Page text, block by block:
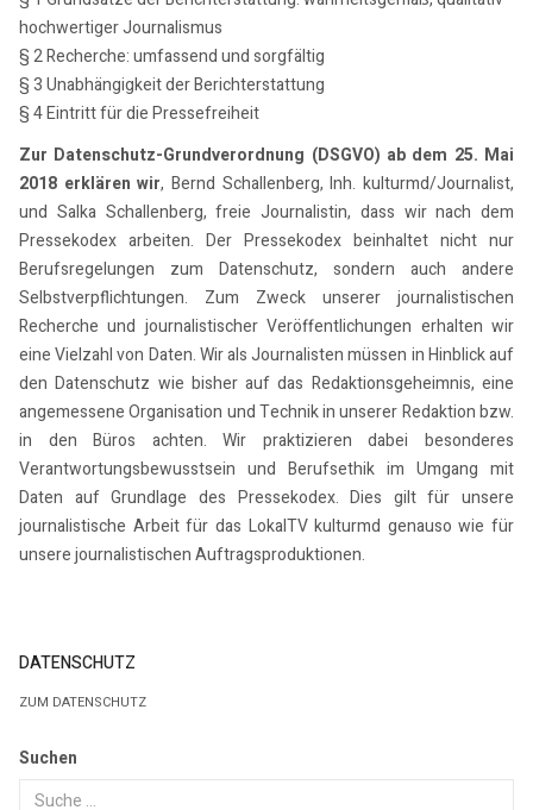
hochwertiger Journalismus
§ 2 Recherche: umfassend und sorgfältig
§ 3 Unabhängigkeit der Berichterstattung
§ 4 Eintritt für die Pressefreiheit
Zur Datenschutz-Grundverordnung (DSGVO) ab dem 25. Mai
2018 erklären wir, Bernd Schallenberg, Inh. kulturmd/Journalist,
und Salka Schallenberg, freie Journalistin, dass wir nach dem
Pressekodex arbeiten. Der Pressekodex beinhaltet nicht nur
Berufsregelungen zum Datenschutz, sondern auch andere
Selbstverpflichtungen. Zum Zweck unserer journalistischen
Recherche und journalistischer Veröffentlichungen erhalten wir
eine Vielzahl von Daten. Wir als Journalisten müssen in Hinblick auf
den Datenschutz wie bisher auf das Redaktionsgeheimnis, eine
angemessene Organisation und Technik in unserer Redaktion bzw.
in den Büros achten. Wir praktizieren dabei besonderes
Verantwortungsbewusstsein und Berufsethik im Umgang mit
Daten auf Grundlage des Pressekodex. Dies gilt für unsere
journalistische Arbeit für das LokalTV kulturmd genauso wie für
unsere journalistischen Auftragsproduktionen.
DATENSCHUTZ
ZUM DATENSCHUTZ
Suchen